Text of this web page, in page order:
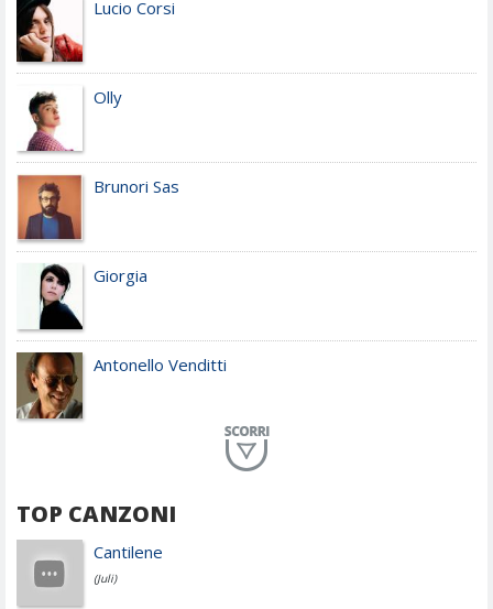
Lucio Corsi
Olly
Brunori Sas
Giorgia
Antonello Venditti
Achille Lauro
TOP CANZONI
Cantilene
(Juli)